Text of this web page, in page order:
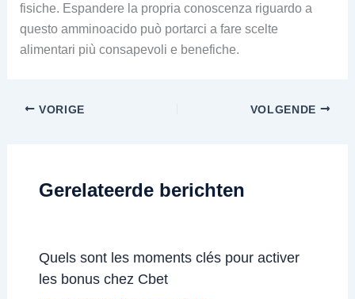
fisiche. Espandere la propria conoscenza riguardo a
questo amminoacido può portarci a fare scelte
alimentari più consapevoli e benefiche.
VORIGE VOLGENDE
Gerelateerde berichten
Quels sont les moments clés pour activer
les bonus chez Cbet